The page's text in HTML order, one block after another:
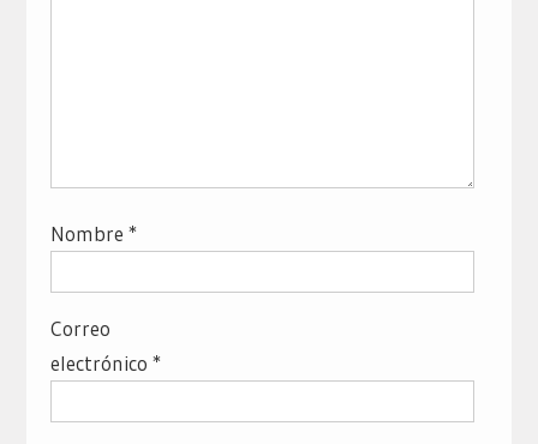
Nombre *
Correo
electrónico *